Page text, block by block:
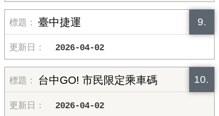
9.
臺中捷運
2026-04-02
10.
台中GO! 市民限定乘車碼
2026-04-02